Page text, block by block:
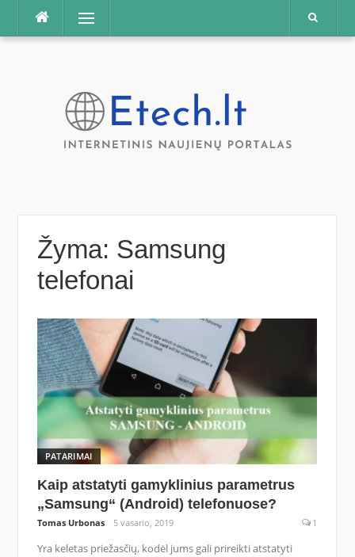
Praleisti
Meniu
Žyma: Samsung
telefonai
PATARIMAI
Kaip atstatyti gamyklinius parametrus
„Samsung“ (Android) telefonuose?
Tomas Urbonas 5 vasario, 2019 1
Yra keletas priežasčių, kodėl jums gali prireikti atstatyti